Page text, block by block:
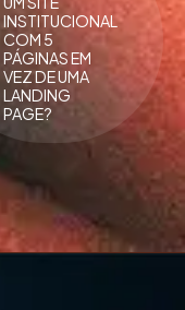
INSTITUCIONAL
COM 5
PÁGINAS EM
VEZ DE UMA
LANDING
PAGE?